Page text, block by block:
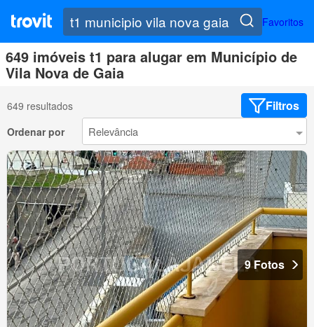
Favoritos
649 imóveis t1 para alugar em Município de
Vila Nova de Gaia
649 resultados Filtros
Ordenar por
9 Fotos